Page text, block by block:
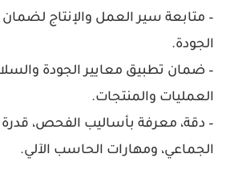
– متابعة سير العمل والإنتاج لضمان
الجودة.
– ضمان تطبيق معايير الجودة
العمليات والمنتجات.
– دقة، معرفة بأساليب الفحص،
الجماعي، ومهارات الحاسب الآلي.